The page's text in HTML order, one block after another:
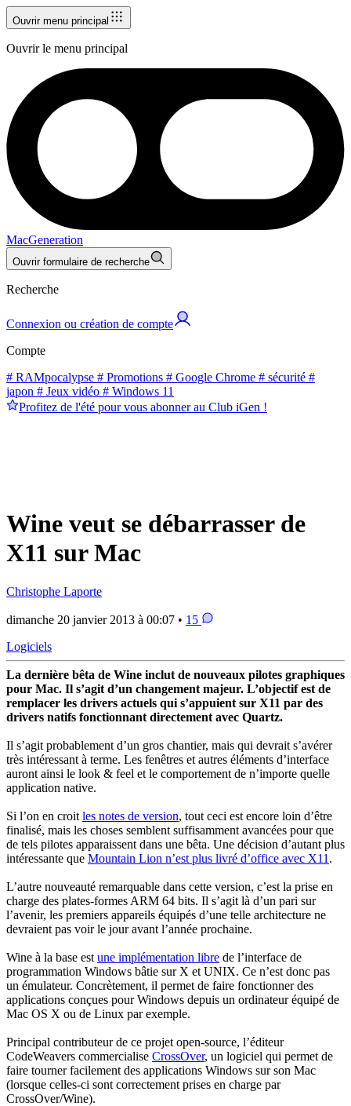
Ouvrir menu principal
Ouvrir le menu principal
MacGeneration
Ouvrir formulaire de recherche
Recherche
Connexion ou création de compte
Compte
# RAMpocalypse # Promotions # Google Chrome # sécurité #
japon # Jeux vidéo # Windows 11
Profitez de l'été pour vous abonner au Club iGen !
Wine veut se débarrasser de
X11 sur Mac
Christophe Laporte
dimanche 20 janvier 2013 à 00:07 • 15
Logiciels
La dernière bêta de Wine inclut de nouveaux pilotes graphiques
pour Mac. Il s’agit d’un changement majeur. L’objectif est de
remplacer les drivers actuels qui s’appuient sur X11 par des
drivers natifs fonctionnant directement avec Quartz.
Il s’agit probablement d’un gros chantier, mais qui devrait s’avérer
très intéressant à terme. Les fenêtres et autres éléments d’interface
auront ainsi le look & feel et le comportement de n’importe quelle
application native.
Si l’on en croit les notes de version, tout ceci est encore loin d’être
finalisé, mais les choses semblent suffisamment avancées pour que
de tels pilotes apparaissent dans une bêta. Une décision d’autant plus
intéressante que Mountain Lion n’est plus livré d’office avec X11 .
L’autre nouveauté remarquable dans cette version, c’est la prise en
charge des plates-formes ARM 64 bits. Il s’agit là d’un pari sur
l’avenir, les premiers appareils équipés d’une telle architecture ne
devraient pas voir le jour avant l’année prochaine.
Wine à la base est une implémentation libre de l’interface de
programmation Windows bâtie sur X et UNIX. Ce n’est donc pas
un émulateur. Concrètement, il permet de faire fonctionner des
applications conçues pour Windows depuis un ordinateur équipé de
Mac OS X ou de Linux par exemple.
Principal contributeur de ce projet open-source, l’éditeur
CodeWeavers commercialise CrossOver, un logiciel qui permet de
faire tourner facilement des applications Windows sur son Mac
(lorsque celles-ci sont correctement prises en charge par
CrossOver/Wine).